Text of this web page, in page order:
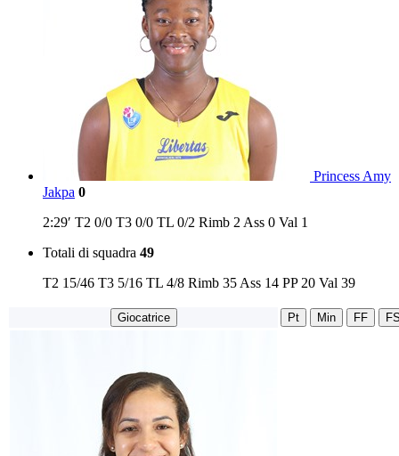
Princess Amy
Jakpa 0
2:29′ T2 0/0 T3 0/0 TL 0/2 Rimb 2 Ass 0 Val 1
Totali di squadra 49
T2 15/46 T3 5/16 TL 4/8 Rimb 35 Ass 14 PP 20 Val 39
Giocatrice Pt Min FF